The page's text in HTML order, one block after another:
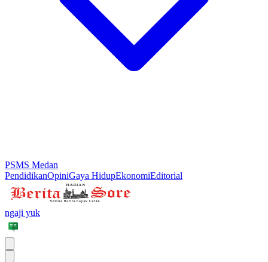
PSMS Medan
PendidikanOpiniGaya HidupEkonomiEditorial
ngaji yuk